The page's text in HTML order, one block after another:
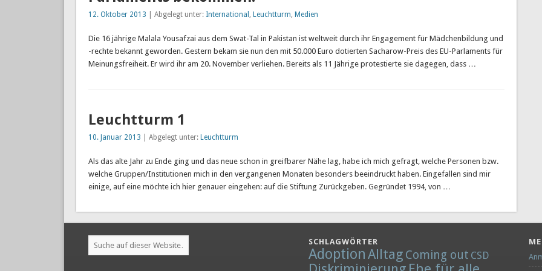
12. Oktober 2013 | Abgelegt unter: International Leuchtturm Medien
Die 16 jährige Malala Yousafzai aus dem Swat-Tal in Pakistan ist weltweit durch ihr Engagement für Mädchenbildung und
-rechte bekannt geworden. Gestern bekam sie nun den mit 50.000 Euro dotierten Sacharow-Preis des EU-Parlaments für
Meinungsfreiheit. Er wird ihr am 20. November verliehen. Bereits als 11 Jährige protestierte sie dagegen, dass …
Leuchtturm 1
10. Januar 2013 | Abgelegt unter: Leuchtturm
Als das alte Jahr zu Ende ging und das neue schon in greifbarer Nähe lag, habe ich mich gefragt, welche Personen bzw.
welche Gruppen/Institutionen mich in den vergangenen Monaten besonders beeindruckt haben. Eingefallen sind mir
einige, auf eine möchte ich hier genauer eingehen: auf die Stiftung Zurückgeben. Gegründet 1994, von …
SCHLAGWÖRTER
AdoptionAlltag Coming out CSD